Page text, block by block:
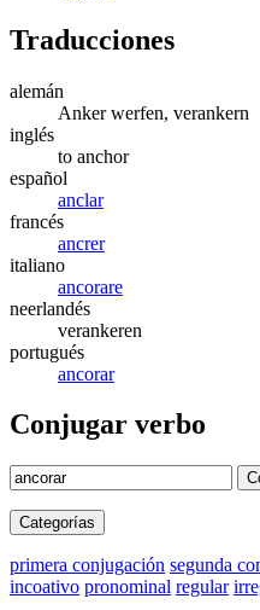
Traducciones
alemán
Anker werfen, verankern
inglés
to anchor
español
anclar
francés
ancrer
italiano
ancorare
neerlandés
verankeren
portugués
ancorar
Conjugar verbo
Categorías
primera conjugación segunda
incoativo pronominal regular